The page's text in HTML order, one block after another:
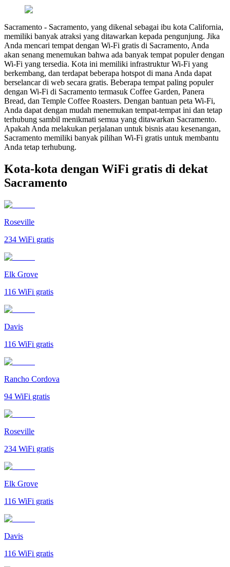
Sacramento - Sacramento, yang dikenal sebagai ibu kota California,
memiliki banyak atraksi yang ditawarkan kepada pengunjung. Jika
Anda mencari tempat dengan Wi-Fi gratis di Sacramento, Anda
akan senang menemukan bahwa ada banyak tempat populer dengan
Wi-Fi yang tersedia. Kota ini memiliki infrastruktur Wi-Fi yang
berkembang, dan terdapat beberapa hotspot di mana Anda dapat
berselancar di web secara gratis. Beberapa tempat paling populer
dengan Wi-Fi di Sacramento termasuk Coffee Garden, Panera
Bread, dan Temple Coffee Roasters. Dengan bantuan peta Wi-Fi,
Anda dapat dengan mudah menemukan tempat-tempat ini dan tetap
terhubung sambil menikmati semua yang ditawarkan Sacramento.
Apakah Anda melakukan perjalanan untuk bisnis atau kesenangan,
Sacramento memiliki banyak pilihan Wi-Fi gratis untuk membantu
Anda tetap terhubung.
Kota-kota dengan WiFi gratis di dekat
Sacramento
Roseville
234 WiFi gratis
Elk Grove
116 WiFi gratis
Davis
116 WiFi gratis
Rancho Cordova
94 WiFi gratis
Roseville
234 WiFi gratis
Elk Grove
116 WiFi gratis
Davis
116 WiFi gratis